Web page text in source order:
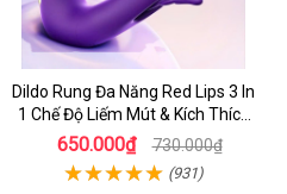
Dildo Rung Đa Năng Red Lips 3 In
1 Chế Độ Liếm Mút & Kích Thích
Điểm G
650.000₫ 730.000₫
(931)